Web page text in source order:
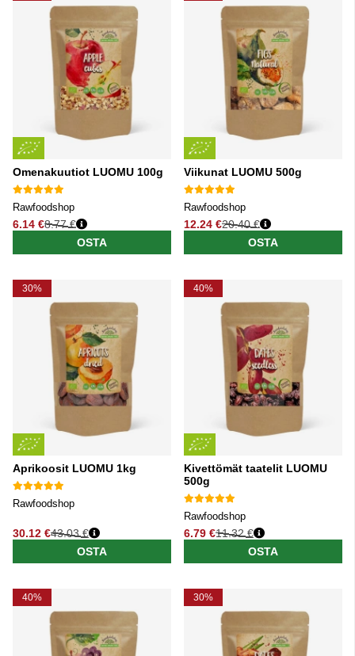
Omenakuutiot LUOMU 100g
Rawfoodshop
6.14 €
Normaali hinta
8.77 €
OSTA
Viikunat LUOMU 500g
Rawfoodshop
12.24 €
Normaali hinta
20.40 €
OSTA
30%
Aprikoosit LUOMU 1kg
Rawfoodshop
30.12 €
Normaali hinta
43.03 €
OSTA
40%
Kivettömät taatelit LUOMU
500g
Rawfoodshop
6.79 €
Normaali hinta
11.32 €
OSTA
40% 30%